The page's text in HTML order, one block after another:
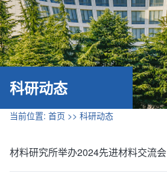
科研动态
当前位置: 首页 >> 科研动态
材料研究所举办2024先进材料交流会